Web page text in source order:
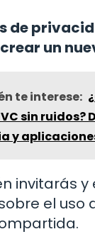
de
un
te interese:
sin ruidos?
y
invitarás
el uso